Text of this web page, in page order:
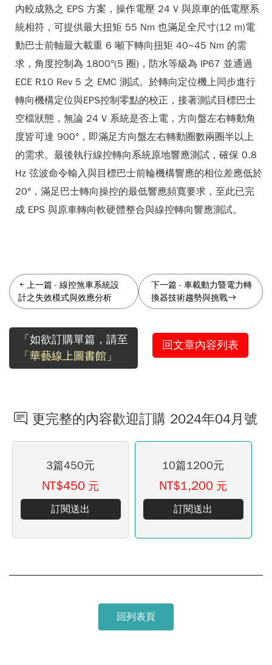
內較成熟之 EPS 方案，操作電壓 24 V 與原車的低電壓系
統相符，可提供最大扭矩 55 Nm 也滿足全尺寸(12 m)電
動巴士前軸最大載重 6 噸下轉向扭矩 40~45 Nm 的需
求，角度控制為 1800°(5 圈)，防水等級為 IP67 並通過
ECE R10 Rev 5 之 EMC 測試。於轉向定位機上同步進行
轉向機構定位與EPS控制零點的校正，接著測試目標巴士
空檔狀態，無論 24 V 系統是否上電，方向盤左右轉動角
度皆可達 900°，即滿足方向盤左右轉動圈數兩圈半以上
的需求。最後執行線控轉向系統原地響應測試，確保 0.8
Hz 弦波命令輸入與目標巴士前輪機構響應的相位差應低於
20°，滿足巴士轉向操控的最低響應頻寬要求，至此已完
成 EPS 與原車轉向軟硬體整合與線控轉向響應測試。
上一篇 - 線控煞車系統設
計之失效模式與效應分析
下一篇- 車載動力暨電力轉
換器技術趨勢與挑戰
「如欲訂購單篇，請至
「華藝線上圖書館」
回文章內容列表
更完整的內容歡迎訂購 2024年04月號
3篇450元
NT$450 元
訂閱送出
10篇1200元
NT$1,200 元
訂閱送出
回列表頁